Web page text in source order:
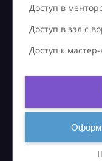
Доступ в
Доступ в зал с
Доступ к